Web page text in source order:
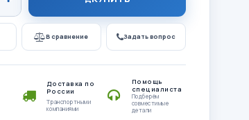
В сравнение Задать вопрос
Доставка по
России
Транспортными
компаниями
Помощь
специалиста
Подберём
совместимые
детали